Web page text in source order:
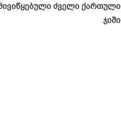
მივიწყებული ძველი ქართული
ჯიში